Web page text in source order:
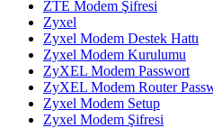
ZTE Modem Şifresi
Zyxel
Zyxel Modem Destek Hattı
Zyxel Modem Kurulumu
ZyXEL Modem Passwort
ZyXEL Modem Router
Zyxel Modem Setup
Zyxel Modem Şifresi